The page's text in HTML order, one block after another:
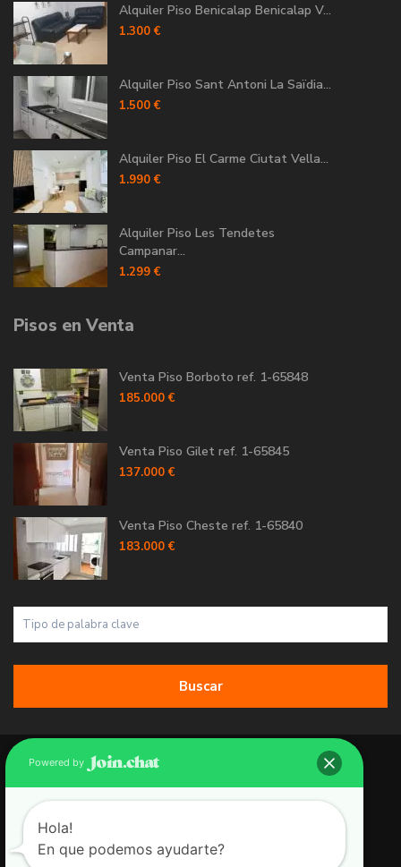
Alquiler Piso Benicalap Benicalap V...
1.300 €
Alquiler Piso Sant Antoni La Saïdia...
1.500 €
Alquiler Piso El Carme Ciutat Vella...
1.990 €
Alquiler Piso Les Tendetes
Campanar...
1.299 €
Pisos en Venta
Venta Piso Borboto ref. 1-65848
185.000 €
Venta Piso Gilet ref. 1-65845
137.000 €
Venta Piso Cheste ref. 1-65840
183.000 €
Buscar
Copyright 2026 | Grupo 90 inmobiliarias. All Rights Reserved.
Política de Cookies
Política de Privacidad
Aviso Legal
Powered by
Hola!
En que podemos ayudarte?